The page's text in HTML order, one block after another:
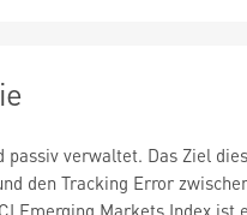
passiv verwaltet. Das Ziel
den Tracking Error
Emerging Markets Index